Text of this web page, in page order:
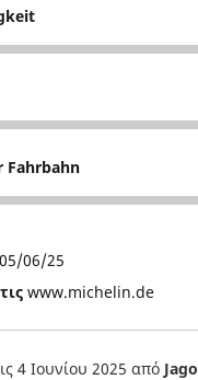
Fahrbahn
05/06/25
www.michelin.de
4 Ιουνίου 2025 από Jago